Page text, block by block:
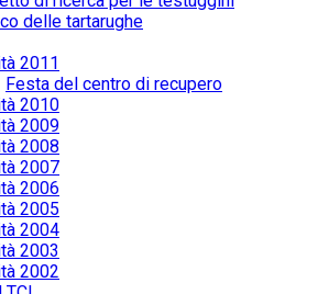
delle tartarughe
2011
Festa del centro di recupero
2010
2009
2008
2007
2006
2005
2004
2003
2002